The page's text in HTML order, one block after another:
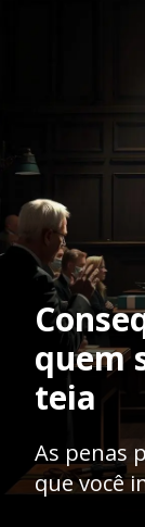
quem
teia
As penas
que você